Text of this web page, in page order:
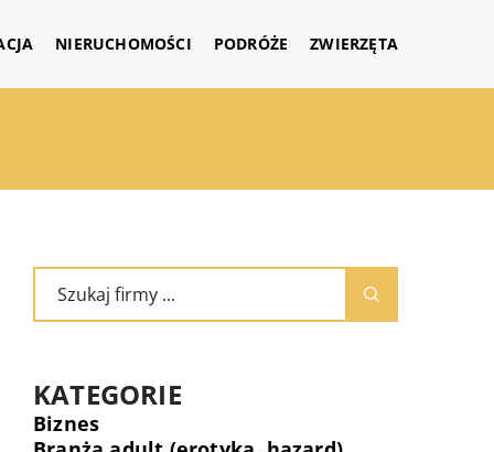
NIERUCHOMOŚCI PODRÓŻE ZWIERZĘTA
KATEGORIE
Biznes